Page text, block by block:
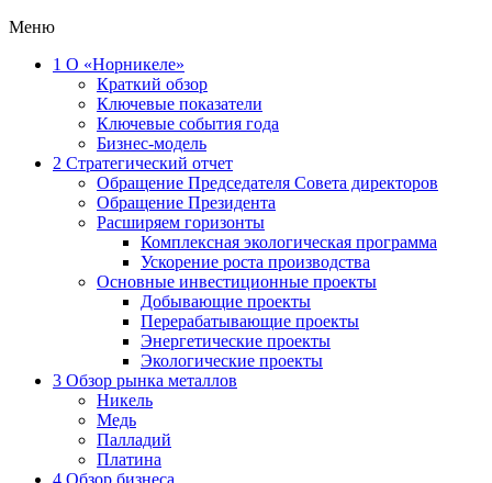
Меню
1 О «Норникеле»
Краткий обзор
Ключевые показатели
Ключевые события года
Бизнес-модель
2 Стратегический отчет
Обращение Председателя Совета директоров
Обращение Президента
Расширяем горизонты
Комплексная экологическая программа
Ускорение роста производства
Основные инвестиционные проекты
Добывающие проекты
Перерабатывающие проекты
Энергетические проекты
Экологические проекты
3 Обзор рынка металлов
Никель
Медь
Палладий
Платина
4 Обзор бизнеса